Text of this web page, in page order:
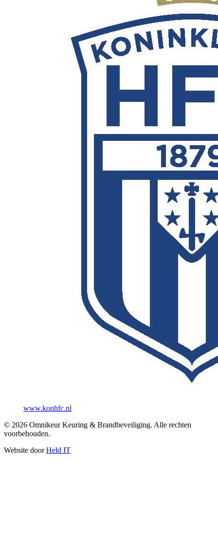
www.konhfc.nl
© 2026 Omnikeur Keuring & Brandbeveiliging. Alle rechten
voorbehouden.
Website door Held IT